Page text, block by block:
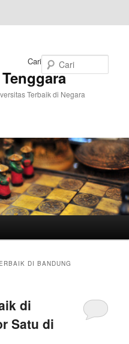
Terbaik di Negara
Cari
DI BANDUNG
di
Satu di